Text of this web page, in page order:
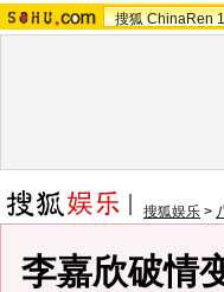
搜狐 ChinaRen
搜狐娱乐 >
李嘉欣破情